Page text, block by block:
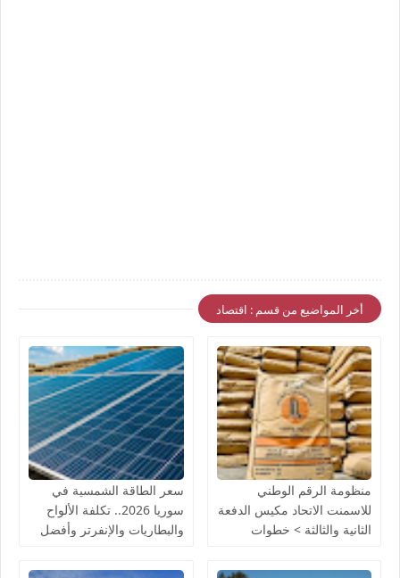
أخر المواضيع من قسم : اقتصاد
منظومة الرقم الوطني
للاسمنت الاتحاد مكيس الدفعة
الثانية والثالثة > خطوات
المقبولين
سعر الطاقة الشمسية في
سوريا 2026.. تكلفة الألواح
والبطاريات والإنفرتر وأفضل